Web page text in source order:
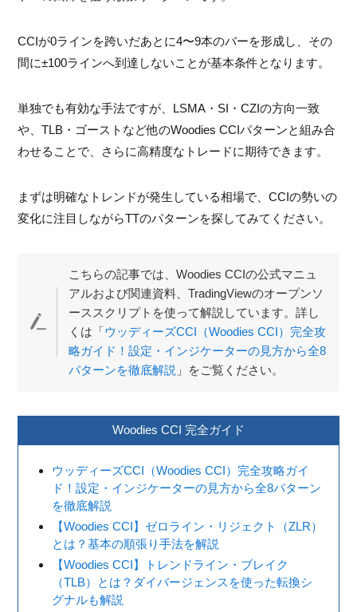
CCIが0ラインを跨いだあとに4〜9本のバーを形成し、その
間に±100ラインへ到達しないことが基本条件となります。
単独でも有効な手法ですが、LSMA・SI・CZIの方向一致
や、TLB・ゴーストなど他のWoodies CCIパターンと組み合
わせることで、さらに高精度なトレードに期待できます。
まずは明確なトレンドが発生している相場で、CCIの勢いの
変化に注目しながらTTのパターンを探してみてください。
こちらの記事では、Woodies CCIの公式マニュ
アルおよび関連資料、TradingViewのオープンソ
ーススクリプトを使って解説しています。詳し
くは「ウッディーズCCI（Woodies CCI）完全攻
略ガイド！設定・インジケーターの見方から全8
パターンを徹底解説 」をご覧ください。
Woodies CCI 完全ガイド
ウッディーズCCI（Woodies CCI）完全攻略ガイ
ド！設定・インジケーターの見方から全8パターン
を徹底解説
【Woodies CCI】ゼロライン・リジェクト（ZLR）
とは？基本の順張り手法を解説
【Woodies CCI】トレンドライン・ブレイク
（TLB）とは？ダイバージェンスを使った転換シ
グナルも解説